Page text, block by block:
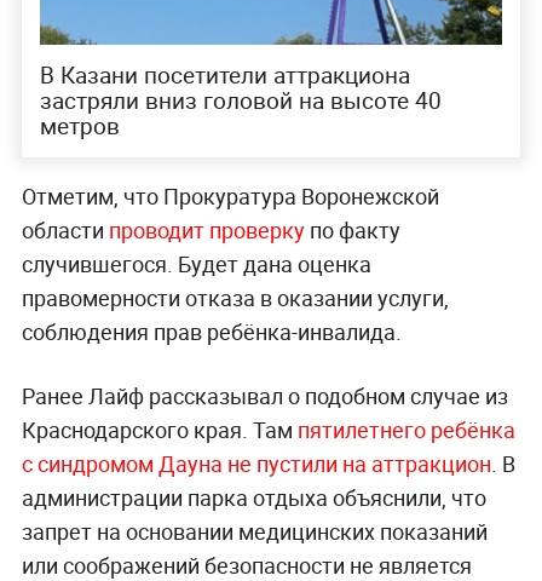
В Казани посетители аттракциона
застряли вниз головой на высоте 40
метров
Отметим, что Прокуратура Воронежской
области проводит проверкупо факту
случившегося. Будет дана оценка
правомерности отказа в оказании услуги,
соблюдения прав ребёнка-инвалида.
Ранее Лайф рассказывал о подобном случае из
Краснодарского края. Там пятилетнего ребёнка
с синдромом Дауна не пустили на аттракцион . В
администрации парка отдыха объяснили, что
запрет на основании медицинских показаний
или соображений безопасности не является